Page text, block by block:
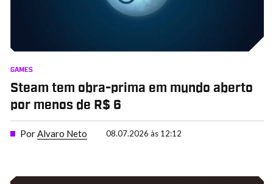
GAMES
Steam tem obra-prima em mundo aberto
por menos de R$ 6
PorAlvaro Neto 08.07.2026 às 12:12